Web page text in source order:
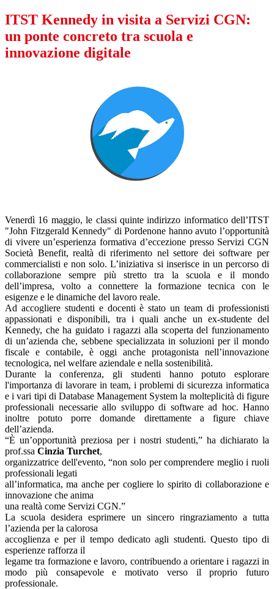
ITST Kennedy in visita a Servizi CGN:
un ponte concreto tra scuola e
innovazione digitale
Venerdì 16 maggio, le classi quinte indirizzo informatico dell’ITST
"John Fitzgerald Kennedy" di Pordenone hanno avuto l’opportunità
di vivere un’esperienza formativa d’eccezione presso Servizi CGN
Società Benefit, realtà di riferimento nel settore dei software per
commercialisti e non solo. L’iniziativa si inserisce in un percorso di
collaborazione sempre più stretto tra la scuola e il mondo
dell’impresa, volto a connettere la formazione tecnica con le
esigenze e le dinamiche del lavoro reale.
Ad accogliere studenti e docenti è stato un team di professionisti
appassionati e disponibili, tra i quali anche un ex-studente del
Kennedy, che ha guidato i ragazzi alla scoperta del funzionamento
di un’azienda che, sebbene specializzata in soluzioni per il mondo
fiscale e contabile, è oggi anche protagonista nell’innovazione
tecnologica, nel welfare aziendale e nella sostenibilità.
Durante la conferenza, gli studenti hanno potuto esplorare
l'importanza di lavorare in team, i problemi di sicurezza informatica
e i vari tipi di Database Management System la molteplicità di figure
professionali necessarie allo sviluppo di software ad hoc. Hanno
inoltre potuto porre domande direttamente a figure chiave
dell’azienda.
“È un’opportunità preziosa per i nostri studenti,” ha dichiarato la
prof.ssa Cinzia Turchet,
organizzatrice dell'evento, “non solo per comprendere meglio i ruoli
professionali legati
all’informatica, ma anche per cogliere lo spirito di collaborazione e
innovazione che anima
una realtà come Servizi CGN.”
La scuola desidera esprimere un sincero ringraziamento a tutta
l’azienda per la calorosa
accoglienza e per il tempo dedicato agli studenti. Questo tipo di
esperienze rafforza il
legame tra formazione e lavoro, contribuendo a orientare i ragazzi in
modo più consapevole e motivato verso il proprio futuro
professionale.